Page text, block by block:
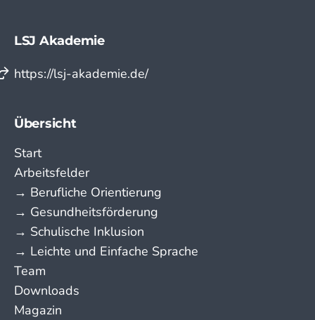
LSJ Akademie
https://lsj-akademie.de/
Übersicht
Start
Arbeitsfelder
→ Berufliche Orientierung
→ Gesundheitsförderung
→ Schulische Inklusion
→ Leichte und Einfache Sprache
Team
Downloads
Magazin